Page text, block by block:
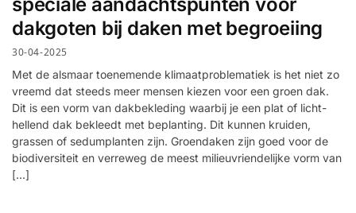
speciale aandachtspunten voor
dakgoten bij daken met begroeiing
30-04-2025
Met de alsmaar toenemende klimaatproblematiek is het niet zo
vreemd dat steeds meer mensen kiezen voor een groen dak.
Dit is een vorm van dakbekleding waarbij je een plat of licht-
hellend dak bekleedt met beplanting. Dit kunnen kruiden,
grassen of sedumplanten zijn. Groendaken zijn goed voor de
biodiversiteit en verreweg de meest milieuvriendelijke vorm van
[…]